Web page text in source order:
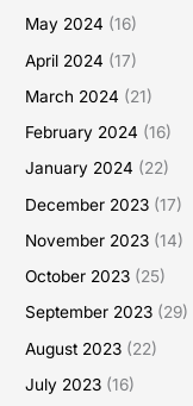
May 2024 (16)
April 2024 (17)
March 2024 (21)
February 2024 (16)
January 2024 (22)
December 2023 (17)
November 2023 (14)
October 2023 (25)
September 2023 (29)
August 2023 (22)
July 2023 (16)